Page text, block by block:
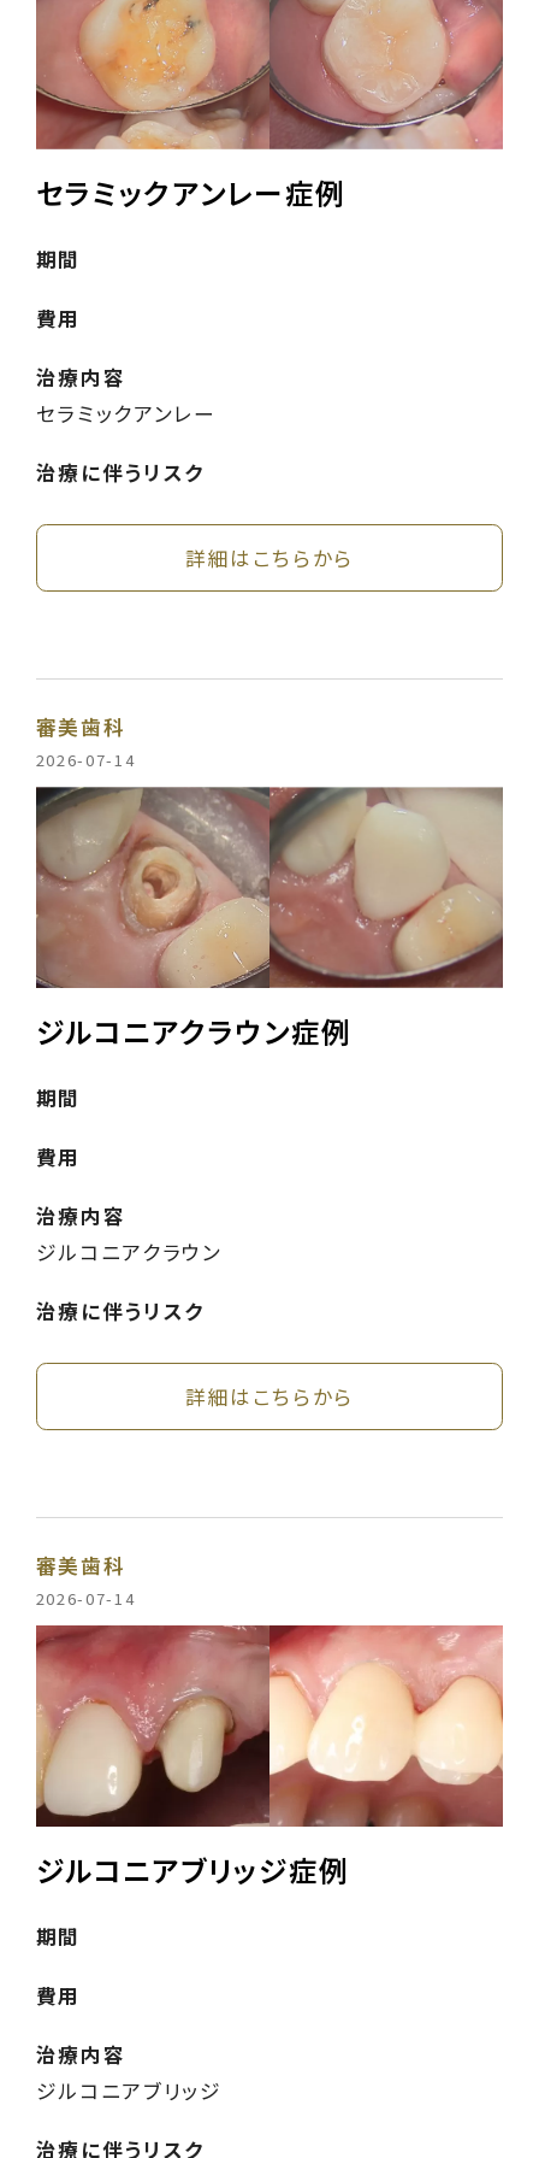
セラミックアンレー症例
期間
費用
治療内容
セラミックアンレー
治療に伴うリスク
詳細はこちらから
審美歯科
2026-07-14
ジルコニアクラウン症例
期間
費用
治療内容
ジルコニアクラウン
治療に伴うリスク
詳細はこちらから
審美歯科
2026-07-14
ジルコニアブリッジ症例
期間
費用
治療内容
ジルコニアブリッジ
治療に伴うリスク